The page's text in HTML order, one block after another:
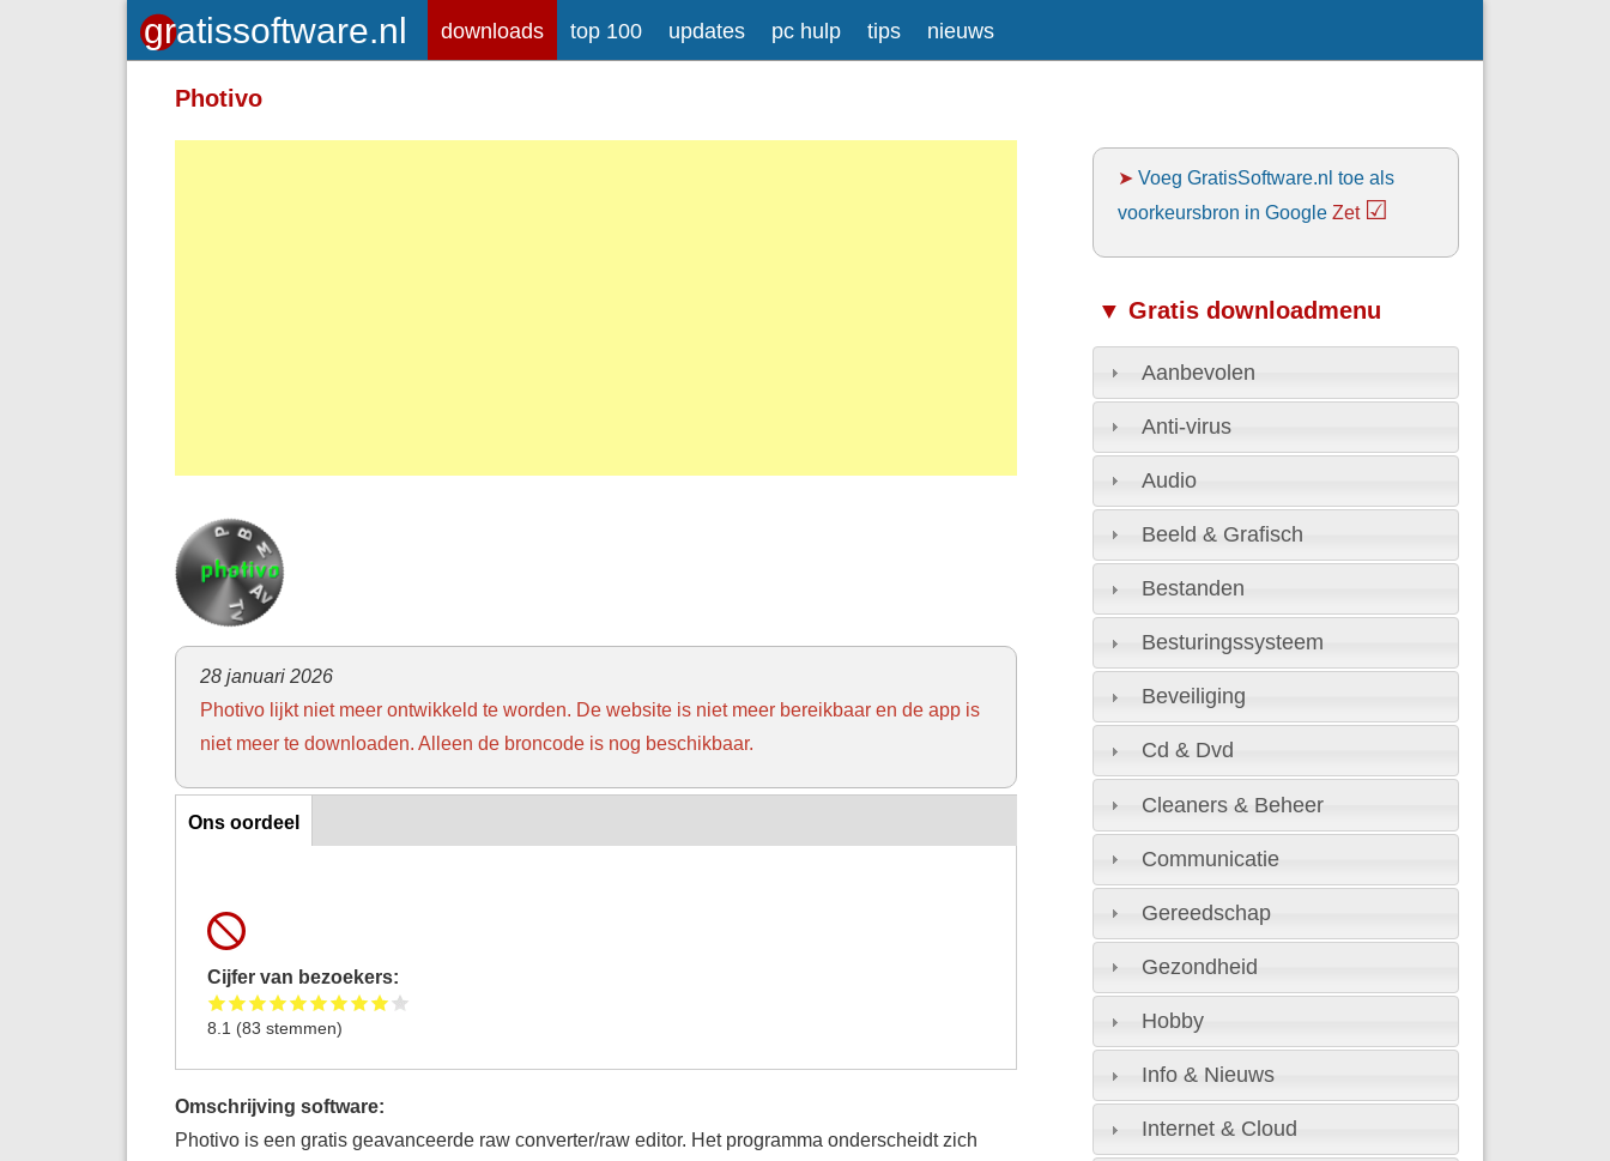
downloads top 100 updates pc hulp tips nieuws
Photivo
28 januari 2026
Photivo lijkt niet meer ontwikkeld te worden. De website is niet meer bereikbaar en de app is
niet meer te downloaden. Alleen de broncode is nog beschikbaar.
Horizontal Tabs
Ons oordeel
Cijfer van bezoekers:
8.1 (83 stemmen)
Omschrijving software:
Photivo is een gratis geavanceerde raw converter/raw editor. Het programma onderscheidt zich
Meer informatie over tekstopmaak
Toegelaten HTML-tags: <em> <strong>
Adressen van webpagina's en e-mailadressen worden automatisch naar links omgezet.
➤Voeg GratisSoftware.nl toe als
voorkeursbron in Google Zet ☑
▼ Gratis downloadmenu
Aanbevolen
Anti-virus
Audio
Beeld & Grafisch
Bestanden
Besturingssysteem
Beveiliging
Cd & Dvd
Cleaners & Beheer
Communicatie
Gereedschap
Gezondheid
Hobby
Info & Nieuws
Internet & Cloud